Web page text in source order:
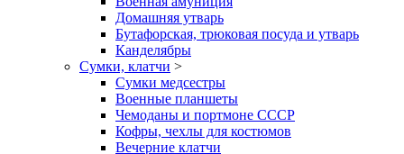
Домашняя утварь
Бутафорская, трюковая посуда и утварь
Канделябры
Сумки, клатчи >
Сумки медсестры
Военные планшеты
Чемоданы и портмоне СССР
Кофры, чехлы для костюмов
Вечерние клатчи